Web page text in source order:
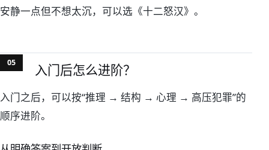
安静一点但不想太沉，可以选《十二怒汉》。
入门后怎么进阶？
入门之后，可以按“推理 → 结构 → 心理 → 高压犯罪”的
顺序进阶。